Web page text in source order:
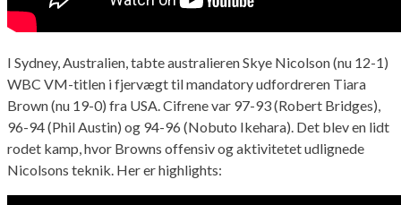
I Sydney, Australien, tabte australieren Skye Nicolson (nu 12-1)
WBC VM-titlen i fjervægt til mandatory udfordreren Tiara
Brown (nu 19-0) fra USA. Cifrene var 97-93 (Robert Bridges),
96-94 (Phil Austin) og 94-96 (Nobuto Ikehara). Det blev en lidt
rodet kamp, hvor Browns offensiv og aktivitetet udlignede
Nicolsons teknik. Her er highlights: